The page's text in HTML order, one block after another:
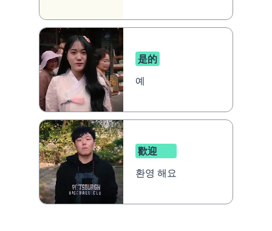
是的
예
歡迎
환영 해요